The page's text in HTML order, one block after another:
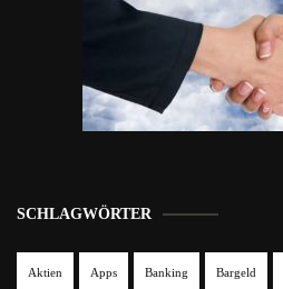
SCHLAGWÖRTER
Aktien Apps Banking Bargeld